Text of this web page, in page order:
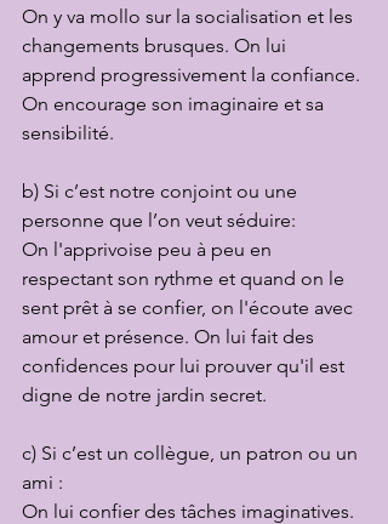
On y va mollo sur la socialisation et les
changements brusques. On lui
apprend progressivement la confiance.
On encourage son imaginaire et sa
sensibilité.
b) Si c’est notre conjoint ou une
personne que l’on veut séduire:
On l'apprivoise peu à peu en
respectant son rythme et quand on le
sent prêt à se confier, on l'écoute avec
amour et présence. On lui fait des
confidences pour lui prouver qu'il est
digne de notre jardin secret.
c) Si c’est un collègue, un patron ou un
ami :
On lui confier des tâches imaginatives.